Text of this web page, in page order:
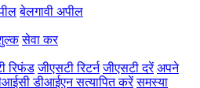
बेलगावी अपील
सेवा कर
रिफंड जीएसटी रिटर्न जीएसटी दरें अपने
डीआईएन सत्यापित करें समस्या